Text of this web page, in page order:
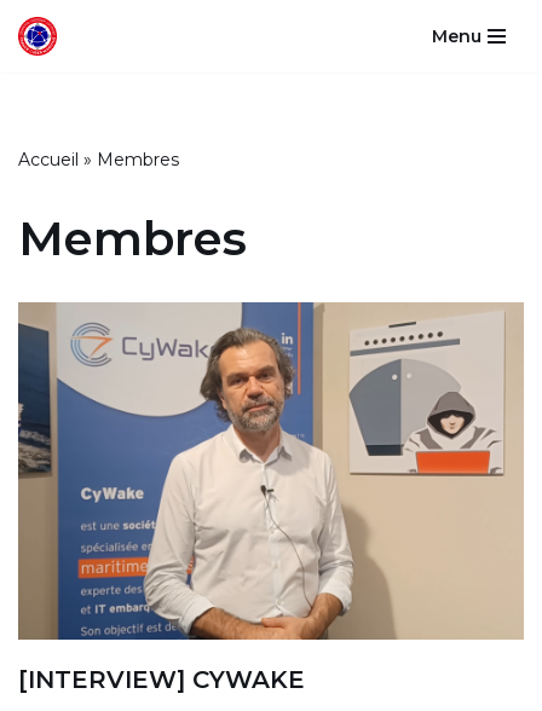
Menu
Accueil » Membres
Membres
[INTERVIEW] CYWAKE